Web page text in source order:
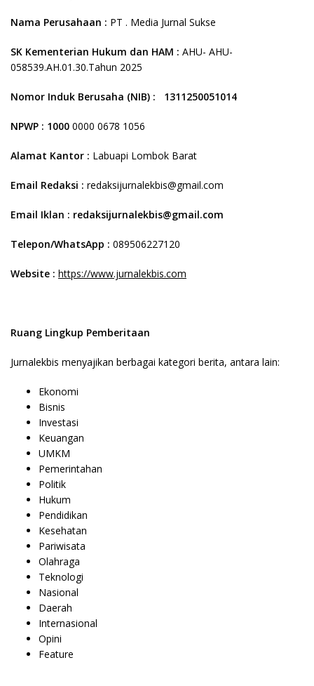
Nama Perusahaan : PT . Media Jurnal Sukse
SK Kementerian Hukum dan HAM : AHU- AHU-
058539.AH.01.30.Tahun 2025
Nomor Induk Berusaha (NIB) : 1311250051014
NPWP : 1000 0000 0678 1056
Alamat Kantor : Labuapi Lombok Barat
Email Redaksi : redaksijurnalekbis@gmail.com
Email Iklan : redaksijurnalekbis@gmail.com
Telepon/WhatsApp : 089506227120
Website : https://www.jurnalekbis.com
Ruang Lingkup Pemberitaan
Jurnalekbis menyajikan berbagai kategori berita, antara lain:
Ekonomi
Bisnis
Investasi
Keuangan
UMKM
Pemerintahan
Politik
Hukum
Pendidikan
Kesehatan
Pariwisata
Olahraga
Teknologi
Nasional
Daerah
Internasional
Opini
Feature